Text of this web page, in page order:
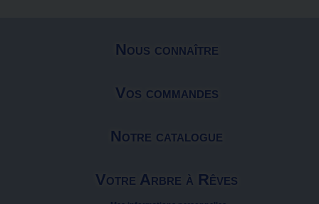
Nous connaître
Vos commandes
Notre catalogue
Votre Arbre à Rêves